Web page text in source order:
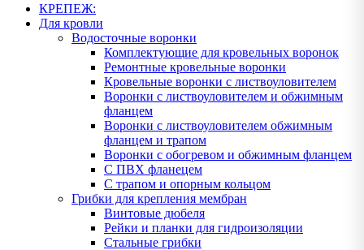
КРЕПЕЖ:
Для кровли
Водосточные воронки
Комплектующие для кровельных воронок
Ремонтные кровельные воронки
Кровельные воронки с листвоуловителем
Воронки с листвоуловителем и обжимным
фланцем
Воронки с листвоуловителем обжимным
фланцем и трапом
Воронки с обогревом и обжимным фланцем
С ПВХ фланецем
С трапом и опорным кольцом
Грибки для крепления мембран
Винтовые дюбеля
Рейки и планки для гидроизоляции
Стальные грибки